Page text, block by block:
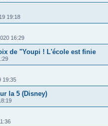
19:18
16:29
de "Youpi ! L'école est finie
19:35
la 5 (Disney)